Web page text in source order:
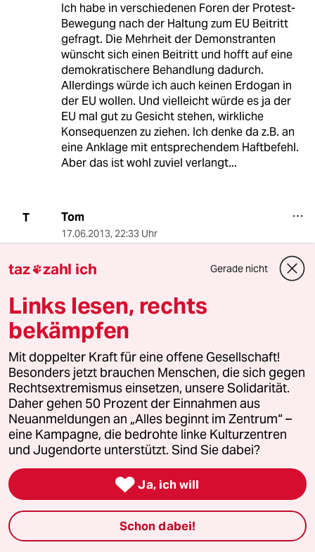
Ich habe in verschiedenen Foren der Protest-
Bewegung nach der Haltung zum EU Beitritt
gefragt. Die Mehrheit der Demonstranten
wünscht sich einen Beitritt und hofft auf eine
demokratischere Behandlung dadurch.
Allerdings würde ich auch keinen Erdogan in
der EU wollen. Und vielleicht würde es ja der
EU mal gut zu Gesicht stehen, wirkliche
Konsequenzen zu ziehen. Ich denke da z.B. an
eine Anklage mit entsprechendem Haftbefehl.
Aber das ist wohl zuviel verlangt...
T Tom
17.06.2013, 22:33 Uhr
Führer wie Erdogan brauchen wir eigentlich
hier nicht mehr in Europa.
J JKInc
17.06.2013,22:29 Uhr
Wieso hatte die CSU Recht? Das Erdogan nicht
zu Europa gehört? Von mir aus... scheinbar hat
seine ach so starke Armee nicht mal veraltete
Partiotsysteme...
Aber das Volk? Bzw. die Demonstranten
(angeblich wären 71% für Gül als neuen Präsi (-
ach ja: un 51% für Erdogan, sowie 32% für den
SHP (?) chef - muhahahaha).
Man will mehr Demokratie, mehr
Mitspracherecht, mehr Bürgerbeteiligung.... ob
taz zahl ich Gerade nicht
Links lesen, rechts
bekämpfen
Mit doppelter Kraft für eine offene Gesellschaft!
Besonders jetzt brauchen Menschen, die sich gegen
Rechtsextremismus einsetzen, unsere Solidarität.
Daher gehen 50 Prozent der Einnahmen aus
Neuanmeldungen an „Alles beginnt im Zentrum“ –
eine Kampagne, die bedrohte linke Kulturzentren
und Jugendorte unterstützt. Sind Sie dabei?
 Ja, ich will
Schon dabei!